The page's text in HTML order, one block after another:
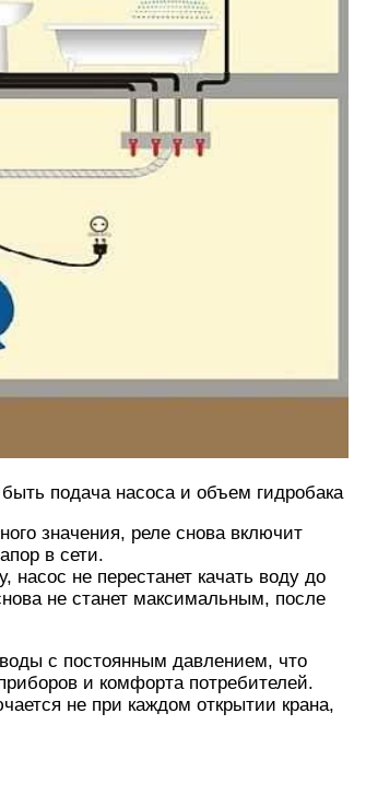
подача насоса и объем гидробака
значения, реле снова включит
в сети.
не перестанет качать воду до
не станет максимальным, после
с постоянным давлением, что
и комфорта потребителей.
не при каждом открытии крана,